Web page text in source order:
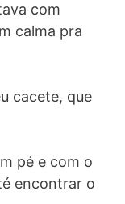
com
calma pra
cacete, que
pé e com o
encontrar o